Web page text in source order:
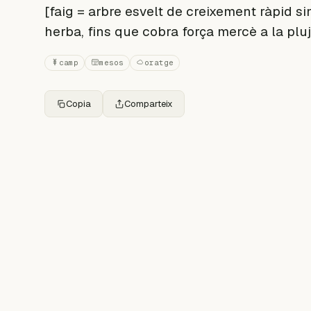
[faig = arbre esvelt de creixement ràpid
herba, fins que cobra força mercè a la
camp mesos oratge
Copia Comparteix